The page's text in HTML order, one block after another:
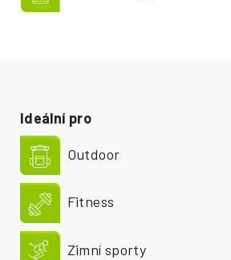
Ideální pro
Outdoor
Fitness
Zimní sporty